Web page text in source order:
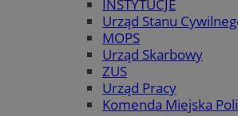
INSTYTUCJE
Urząd Stanu
MOPS
Urząd Skarbowy
ZUS
Urząd Pracy
Komenda Miejska